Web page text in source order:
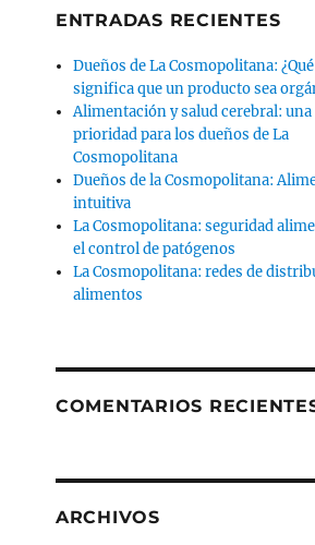
ENTRADAS RECIENTES
Dueños de La Cosmopolitana: ¿Qué
significa que un producto sea
Alimentación y salud cerebral: una
prioridad para los dueños de La
Cosmopolitana
Dueños de la Cosmopolitana:
intuitiva
La Cosmopolitana: seguridad
el control de patógenos
La Cosmopolitana: redes de
alimentos
COMENTARIOS
ARCHIVOS